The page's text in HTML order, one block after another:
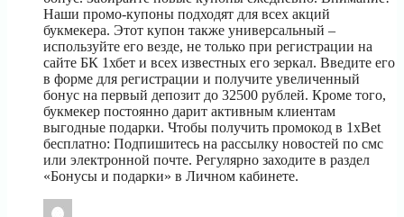
Наши промо-купоны подходят для всех акций
букмекера. Этот купон также универсальный –
используйте его везде, не только при регистрации на
сайте БК 1хбет и всех известных его зеркал. Введите его
в форме для регистрации и получите увеличенный
бонус на первый депозит до 32500 рублей. Кроме того,
букмекер постоянно дарит активным клиентам
выгодные подарки. Чтобы получить промокод в 1xBet
бесплатно: Подпишитесь на рассылку новостей по смс
или электронной почте. Регулярно заходите в раздел
«Бонусы и подарки» в Личном кабинете.